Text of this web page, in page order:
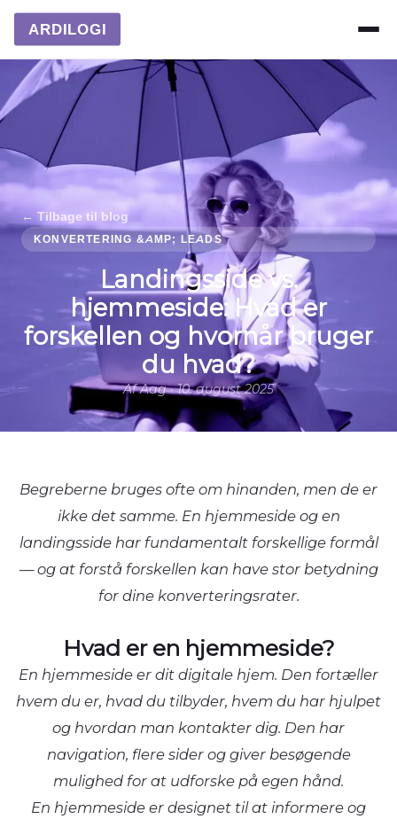
ARDILOGI
← Tilbage til blog
KONVERTERING &AMP; LEADS
Landingsside vs.
hjemmeside: Hvad er
forskellen og hvornår bruger
du hvad?
Af Aag · 10. august 2025
Begreberne bruges ofte om hinanden, men de er
ikke det samme. En hjemmeside og en
landingsside har fundamentalt forskellige formål
— og at forstå forskellen kan have stor betydning
for dine konverteringsrater.
Hvad er en hjemmeside?
En hjemmeside er dit digitale hjem. Den fortæller
hvem du er, hvad du tilbyder, hvem du har hjulpet
og hvordan man kontakter dig. Den har
navigation, flere sider og giver besøgende
mulighed for at udforske på egen hånd.
En hjemmeside er designet til at informere og